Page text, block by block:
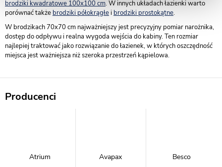
brodziki kwadratowe 100x100 cm. W innych układach łazienki warto
porównać także brodziki półokrągłei brodziki prostokątne.
W brodzikach 70x70 cm najważniejszy jest precyzyjny pomiar narożnika,
dostęp do odpływu i realna wygoda wejścia do kabiny. Ten rozmiar
najlepiej traktować jako rozwiązanie do łazienek, w których oszczędność
miejsca jest ważniejsza niż szeroka przestrzeń kąpielowa.
Producenci
Atrium Avapax Besco